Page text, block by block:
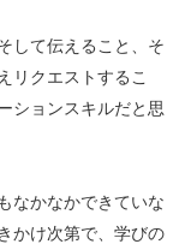
して伝えること、そ
リクエストするこ
ションスキルだと思
なかなかできていな
かけ次第で、学びの